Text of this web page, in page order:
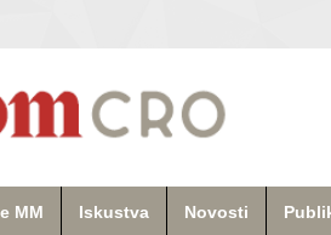
MM Iskustva Novosti